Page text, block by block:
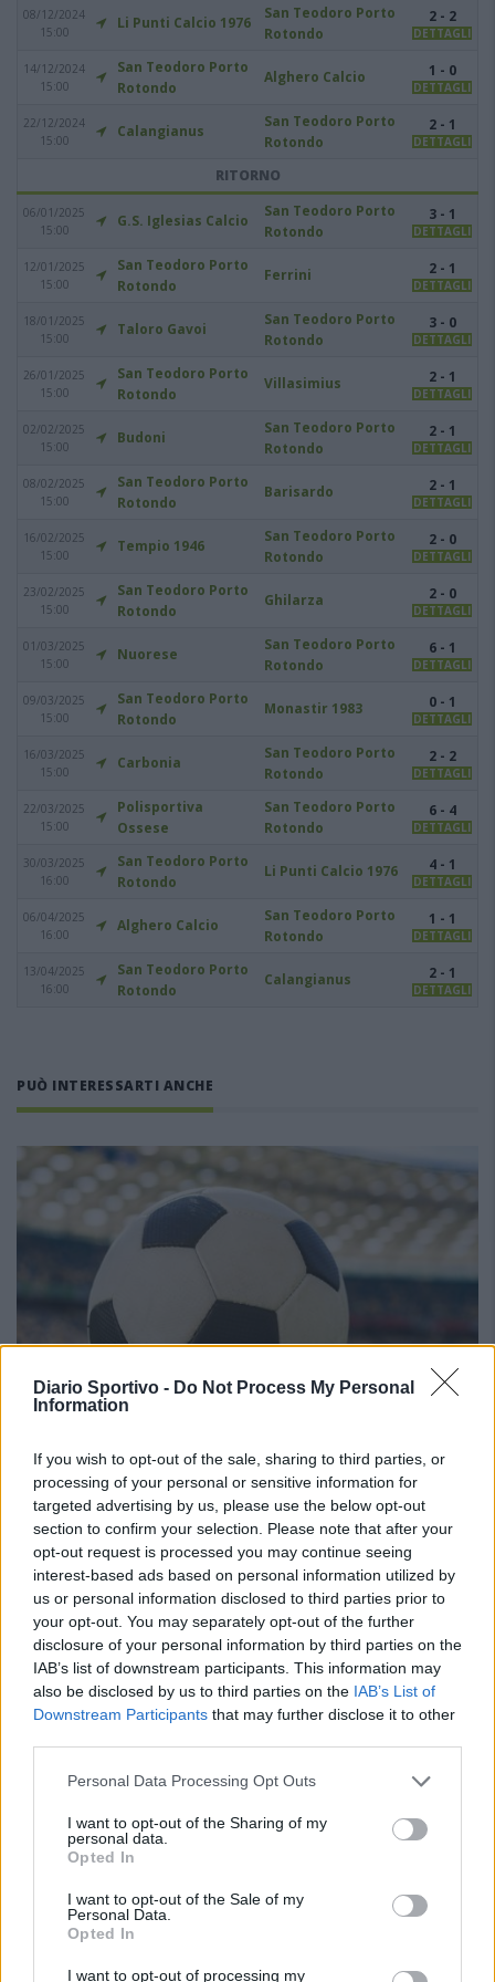
Diario Sportivo - Do Not Process My Personal
Information
If you wish to opt-out of the sale, sharing to third parties, or
processing of your personal or sensitive information for
targeted advertising by us, please use the below opt-out
section to confirm your selection. Please note that after your
opt-out request is processed you may continue seeing
interest-based ads based on personal information utilized by
us or personal information disclosed to third parties prior to
your opt-out. You may separately opt-out of the further
disclosure of your personal information by third parties on the
IAB’s list of downstream participants. This information may
also be disclosed by us to third parties on the IAB’s List of
Downstream Participants that may further disclose it to other
Personal Data Processing Opt Outs
I want to opt-out of the Sharing of my
personal data.
Opted In
I want to opt-out of the Sale of my
Personal Data.
Opted In
I want to opt-out of processing my
08/12/2024
15:00
Li Punti Calcio 1976
San Teodoro Porto
Rotondo
2 - 2
DETTAGLI
14/12/2024
15:00
San Teodoro Porto
Rotondo
Alghero Calcio 1 - 0
DETTAGLI
22/12/2024
15:00
Calangianus
San Teodoro Porto
Rotondo
2 - 1
DETTAGLI
RITORNO
06/01/2025
15:00
G.S. Iglesias Calcio
San Teodoro Porto
Rotondo
3 - 1
DETTAGLI
12/01/2025
15:00
San Teodoro Porto
Rotondo
Ferrini 2 - 1
DETTAGLI
18/01/2025
15:00
Taloro Gavoi
San Teodoro Porto
Rotondo
3 - 0
DETTAGLI
26/01/2025
15:00
San Teodoro Porto
Rotondo
Villasimius 2 - 1
DETTAGLI
02/02/2025
15:00
Budoni
San Teodoro Porto
Rotondo
2 - 1
DETTAGLI
08/02/2025
15:00
San Teodoro Porto
Rotondo
Barisardo 2 - 1
DETTAGLI
16/02/2025
15:00
Tempio 1946
San Teodoro Porto
Rotondo
2 - 0
DETTAGLI
23/02/2025
15:00
San Teodoro Porto
Rotondo
Ghilarza 2 - 0
DETTAGLI
01/03/2025
15:00
Nuorese
San Teodoro Porto
Rotondo
6 - 1
DETTAGLI
09/03/2025
15:00
San Teodoro Porto
Rotondo
Monastir 1983 0 - 1
DETTAGLI
16/03/2025
15:00
Carbonia
San Teodoro Porto
Rotondo
2 - 2
DETTAGLI
22/03/2025
15:00
Polisportiva
Ossese
San Teodoro Porto
Rotondo
6 - 4
DETTAGLI
30/03/2025
16:00
San Teodoro Porto
Rotondo
Li Punti Calcio 1976 4 - 1
DETTAGLI
06/04/2025
16:00
Alghero Calcio
San Teodoro Porto
Rotondo
1 - 1
DETTAGLI
13/04/2025
16:00
San Teodoro Porto
Rotondo
Calangianus 2 - 1
DETTAGLI
PUÒ INTERESSARTI ANCHE
Su mercau sighit a regalai ispantus: est mellus
scumiti apitzus de is giòvunus o is giogadoris de
esperièntzia funt sèmpiri sa cosa mellus po
cuncodrai sa rosa?
6 Ago 2026
E duncas, a cantu parrit, de su chi ndi potzu cumprendi (e megu a
brullai, est bastanti craru, berus?), seus arribbaus, nci dda eus fata,
po ddu narai diaici puru, a nci lompi, a nci spundi (po…